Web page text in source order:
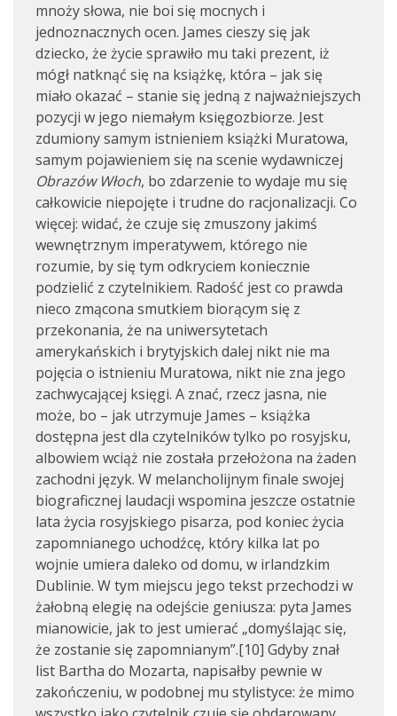
mnoży słowa, nie boi się mocnych i
jednoznacznych ocen. James cieszy się jak
dziecko, że życie sprawiło mu taki prezent, iż
mógł natknąć się na książkę, która – jak się
miało okazać – stanie się jedną z najważniejszych
pozycji w jego niemałym księgozbiorze. Jest
zdumiony samym istnieniem książki Muratowa,
samym pojawieniem się na scenie wydawniczej
Obrazów Włoch, bo zdarzenie to wydaje mu się
całkowicie niepojęte i trudne do racjonalizacji. Co
więcej: widać, że czuje się zmuszony jakimś
wewnętrznym imperatywem, którego nie
rozumie, by się tym odkryciem koniecznie
podzielić z czytelnikiem. Radość jest co prawda
nieco zmącona smutkiem biorącym się z
przekonania, że na uniwersytetach
amerykańskich i brytyjskich dalej nikt nie ma
pojęcia o istnieniu Muratowa, nikt nie zna jego
zachwycającej księgi. A znać, rzecz jasna, nie
może, bo – jak utrzymuje James – książka
dostępna jest dla czytelników tylko po rosyjsku,
albowiem wciąż nie została przełożona na żaden
zachodni język. W melancholijnym finale swojej
biograficznej laudacji wspomina jeszcze ostatnie
lata życia rosyjskiego pisarza, pod koniec życia
zapomnianego uchodźcę, który kilka lat po
wojnie umiera daleko od domu, w irlandzkim
Dublinie. W tym miejscu jego tekst przechodzi w
żałobną elegię na odejście geniusza: pyta James
mianowicie, jak to jest umierać „domyślając się,
że zostanie się zapomnianym”.[10] Gdyby znał
list Bartha do Mozarta, napisałby pewnie w
zakończeniu, w podobnej mu stylistyce: że mimo